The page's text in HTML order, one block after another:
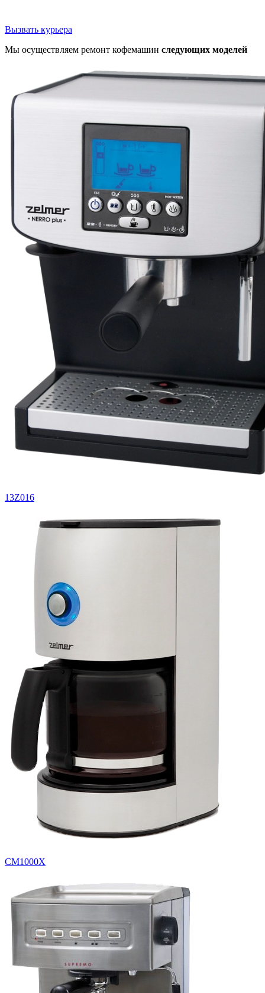
Вызвать курьера
Мы осуществляем ремонт кофемашин следующих моделей
13Z016
CM1000X